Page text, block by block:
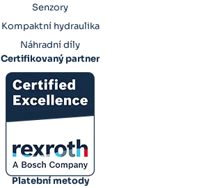
Senzory
Kompaktní hydraulika
Náhradní díly
Certifikovaný partner
Platební metody